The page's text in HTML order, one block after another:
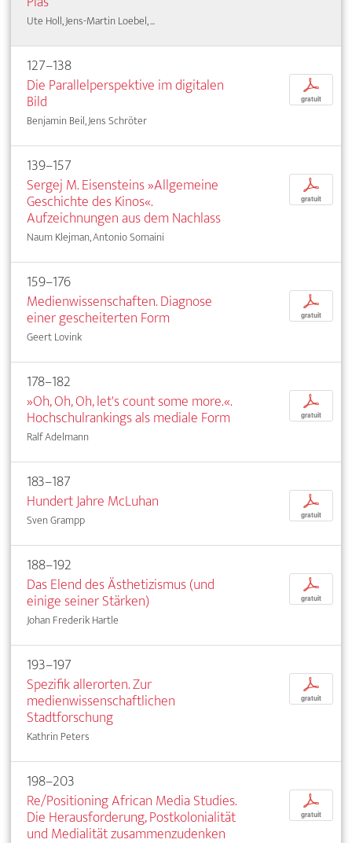
Ute Holl, Jens-Martin Loebel, ...
127–138
Die Parallelperspektive im digitalen
Bild
Benjamin Beil, Jens Schröter
p
gratuit
139–157
Sergej M. Eisensteins »Allgemeine
Geschichte des Kinos«.
Aufzeichnungen aus dem Nachlass
Naum Klejman, Antonio Somaini
p
gratuit
159–176
Medienwissenschaften. Diagnose
einer gescheiterten Form
Geert Lovink
p
gratuit
178–182
»Oh, Oh, Oh, let's count some more.«.
Hochschulrankings als mediale Form
Ralf Adelmann
p
gratuit
183–187
Hundert Jahre McLuhan
Sven Grampp
p
gratuit
188–192
Das Elend des Ästhetizismus (und
einige seiner Stärken)
Johan Frederik Hartle
p
gratuit
193–197
Spezifik allerorten. Zur
medienwissenschaftlichen
Stadtforschung
Kathrin Peters
p
gratuit
198–203
Re/Positioning African Media Studies.
Die Herausforderung, Postkolonialität
und Medialität zusammenzudenken
p
gratuit